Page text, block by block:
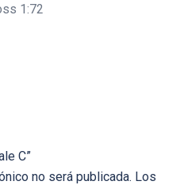
1:72
C”
no será publicada. Los